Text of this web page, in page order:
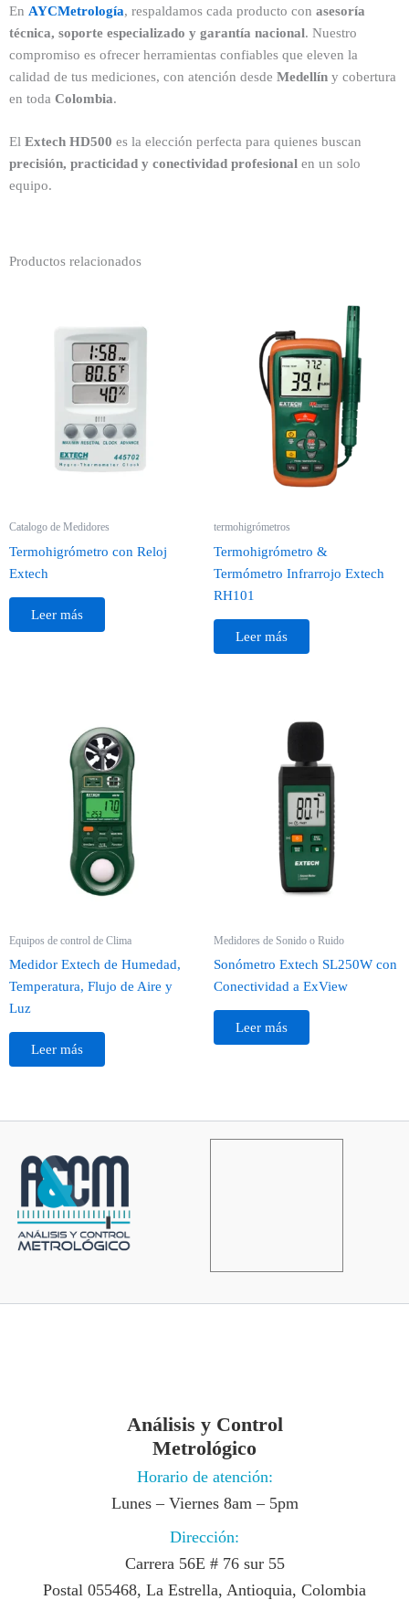
En AYCMetrología, respaldamos cada producto con asesoría
técnica, soporte especializado y garantía nacional. Nuestro
compromiso es ofrecer herramientas confiables que eleven la
calidad de tus mediciones, con atención desde Medellín y cobertura
en toda Colombia.
El Extech HD500 es la elección perfecta para quienes buscan
precisión, practicidad y conectividad profesional en un solo
equipo.
Productos relacionados
Catalogo de Medidores
Termohigrómetro con Reloj
Extech
Leer más
termohigrómetros
Termohigrómetro &
Termómetro Infrarrojo Extech
RH101
Leer más
Equipos de control de Clima
Medidor Extech de Humedad,
Temperatura, Flujo de Aire y
Luz
Leer más
Medidores de Sonido o Ruido
Sonómetro Extech SL250W con
Conectividad a ExView
Leer más
Análisis y Control
Metrológico
Horario de atención:
Lunes – Viernes 8am – 5pm
Dirección:
Carrera 56E # 76 sur 55
Postal 055468, La Estrella, Antioquia, Colombia